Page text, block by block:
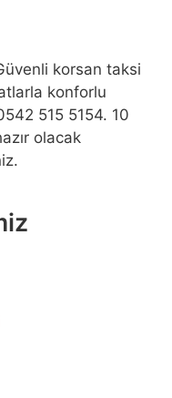
korsan taksi
konforlu
515 5154. 10
olacak